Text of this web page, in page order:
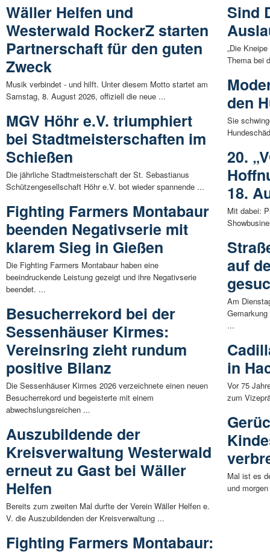
Wäller Helfen und
Westerwald RockerZ starten
Partnerschaft für den guten
Zweck
Musik verbindet - und hilft. Unter diesem Motto startet am
Samstag, 8. August 2026, offiziell die neue ...
MGV Höhr e.V. triumphiert
bei Stadtmeisterschaften im
Schießen
Die jährliche Stadtmeisterschaft der St. Sebastianus
Schützengesellschaft Höhr e.V. bot wieder spannende ...
Fighting Farmers Montabaur
beenden Negativserie mit
klarem Sieg in Gießen
Die Fighting Farmers Montabaur haben eine
beeindruckende Leistung gezeigt und ihre Negativserie
beendet. ...
Besucherrekord bei der
Sessenhäuser Kirmes:
Vereinsring zieht rundum
positive Bilanz
Die Sessenhäuser Kirmes 2026 verzeichnete einen neuen
Besucherrekord und begeisterte mit einem
abwechslungsreichen ...
Auszubildende der
Kreisverwaltung Westerwald
erneut zu Gast bei Wäller
Helfen
Bereits zum zweiten Mal durfte der Verein Wäller Helfen e.
V. die Auszubildenden der Kreisverwaltung ...
Fighting Farmers Montabaur:
Sind
„Die
Thema bei
den
Sie
20.
18.
Mit dabei:
auf
Am
...
in
Vor 75
zum
Mal ist es
und